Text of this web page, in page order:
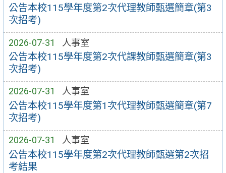
公告本校115學年度第2次代理教師甄選簡章(第3
次招考)
2026-07-31 人事室
公告本校115學年度第2次代課教師甄選簡章(第3
次招考)
2026-07-31 人事室
公告本校115學年度第1次代理教師甄選簡章(第7
次招考)
2026-07-31 人事室
公告本校115學年度第2次代理教師甄選第2次招
考結果